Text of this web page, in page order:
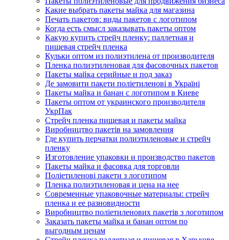
Какие выбрать пакеты майка для магазина
Печать пакетов: виды пакетов с логотипом
Когда есть смысл заказывать пакеты оптом
Какую купить стрейч пленку: паллетная и
пищевая стрейч пленка
Кульки оптом из полиэтилена от производителя
Пленка полиэтиленовая для фасовочных пакетов
Пакеты майка серийные и под заказ
Де замовити пакети поліетиленові в Україні
Пакеты майка и банан с логотипом в Киеве
Пакеты оптом от украинского производителя
УкрПак
Стрейч пленка пищевая и пакеты майка
Виробництво пакетів на замовлення
Где купить перчатки полиэтиленовые и стрейч
пленку
Изготовление упаковки и производство пакетов
Пакеты майка и фасовка для торговли
Поліетиленові пакети з логотипом
Пленка полиэтиленовая и цена на нее
Современные упаковочные материалы: стрейч
пленка и ее разновидности
Виробництво поліетиленових пакетів з логотипом
Заказать пакеты майка и банан оптом по
выгодным ценам